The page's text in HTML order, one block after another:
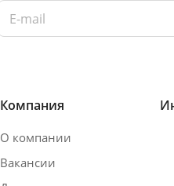
Компания
О компании
Вакансии